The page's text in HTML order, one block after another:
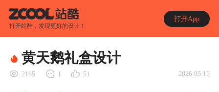
打开站酷，发现更好的设计！
打开App
黄天鹅礼盒设计
2165 1 51 2026.05.15